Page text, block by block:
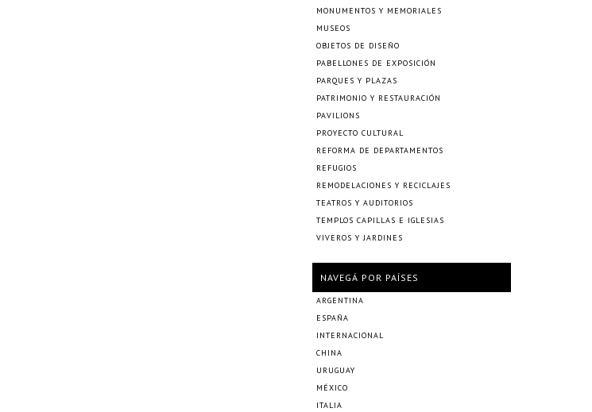
MONUMENTOS Y MEMORIALES
MUSEOS
OBJETOS DE DISEÑO
PABELLONES DE EXPOSICIÓN
PARQUES Y PLAZAS
PATRIMONIO Y RESTAURACIÓN
PAVILIONS
PROYECTO CULTURAL
REFORMA DE DEPARTAMENTOS
REFUGIOS
REMODELACIONES Y RECICLAJES
TEATROS Y AUDITORIOS
TEMPLOS CAPILLAS E IGLESIAS
VIVEROS Y JARDINES
NAVEGÁ POR PAÍSES
ARGENTINA
ESPAÑA
INTERNACIONAL
CHINA
URUGUAY
MÉXICO
ITALIA